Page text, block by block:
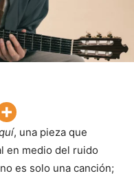
, una pieza que
en medio del ruido
es solo una canción;